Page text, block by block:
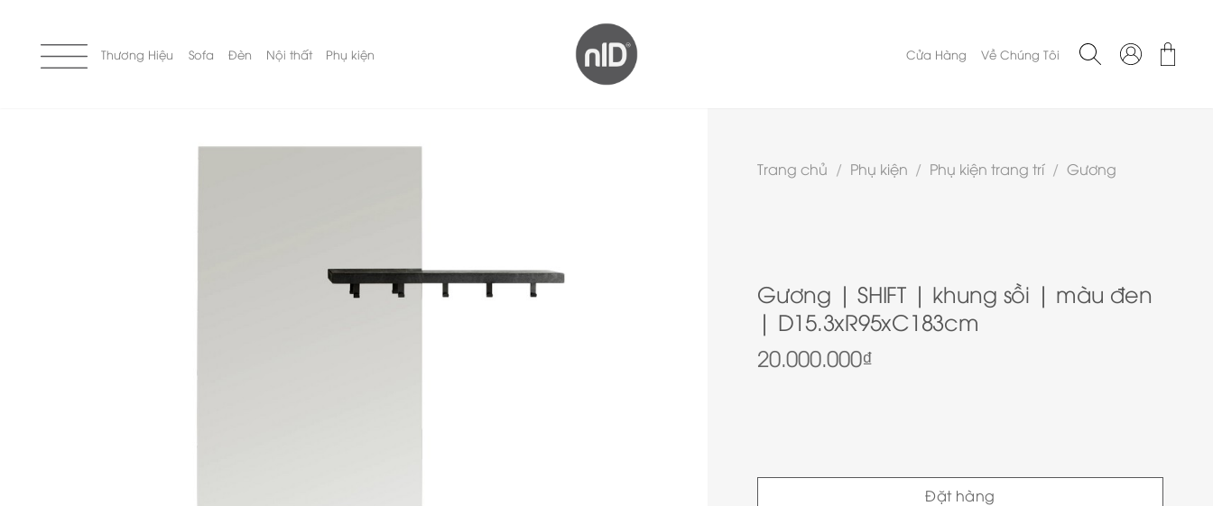
content
Thương Hiệu Sofa Đèn Nội thất Phụ kiện Cửa Hàng Về Chúng Tôi
Trang chủ / Phụ kiện / Phụ kiện trang trí / Gương
Gương | SHIFT | khung sồi | màu đen
| D15.3xR95xC183cm
20.000.000₫
Đặt hàng